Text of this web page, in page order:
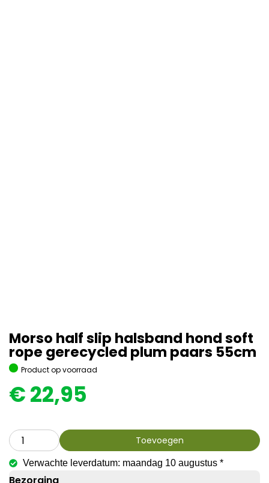
Morso half slip halsband hond soft
rope gerecycled plum paars 55cm
Product op voorraad
€22,95
Toevoegen
Verwachte leverdatum: maandag 10 augustus *